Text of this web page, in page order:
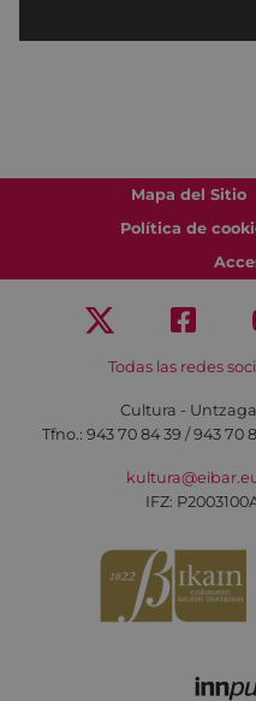
Mapa del Sitio
Política de
Todas las redes
Cultura -
Tfno.: 943 70 84 39 / 943 70
IFZ: